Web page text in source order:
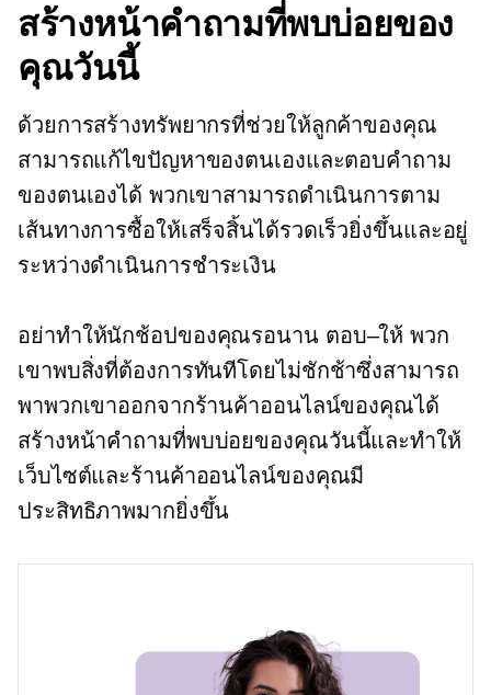
สร้างหน้าคำถามที่พบบ่อยของ
คุณวันนี้
ด้วยการสร้างทรัพยากรที่ช่วยให้ลูกค้าของคุณ
สามารถแก้ไขปัญหาของตนเองและตอบคำถาม
ของตนเองได้ พวกเขาสามารถดำเนินการตาม
เส้นทางการซื้อให้เสร็จสิ้นได้รวดเร็วยิ่งขึ้นและอยู่
ระหว่างดำเนินการชำระเงิน
อย่าทำให้นักช้อปของคุณรอนาน ตอบ–ให้ พวก
เขาพบสิ่งที่ต้องการทันทีโดยไม่ชักช้าซึ่งสามารถ
พาพวกเขาออกจากร้านค้าออนไลน์ของคุณได้
สร้างหน้าคำถามที่พบบ่อยของคุณวันนี้และทำให้
เว็บไซต์และร้านค้าออนไลน์ของคุณมี
ประสิทธิภาพมากยิ่งขึ้น